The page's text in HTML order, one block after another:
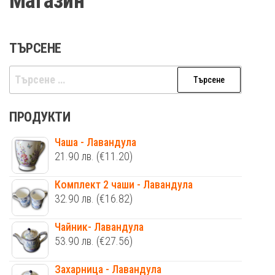
ТЪРСЕНЕ
Търсене
за:
ПРОДУКТИ
Чаша - Лавандула
21.90 лв. (€11.20)
Комплект 2 чаши - Лавандула
32.90 лв. (€16.82)
Чайник- Лавандула
53.90 лв. (€27.56)
Захарница - Лавандула